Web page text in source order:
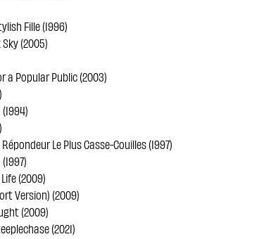
Fille (1996)
(2005)
a Popular Public (2003)
Le Plus Casse-Couilles (1997)
(2009)
Version) (2009)
(2009)
(2021)